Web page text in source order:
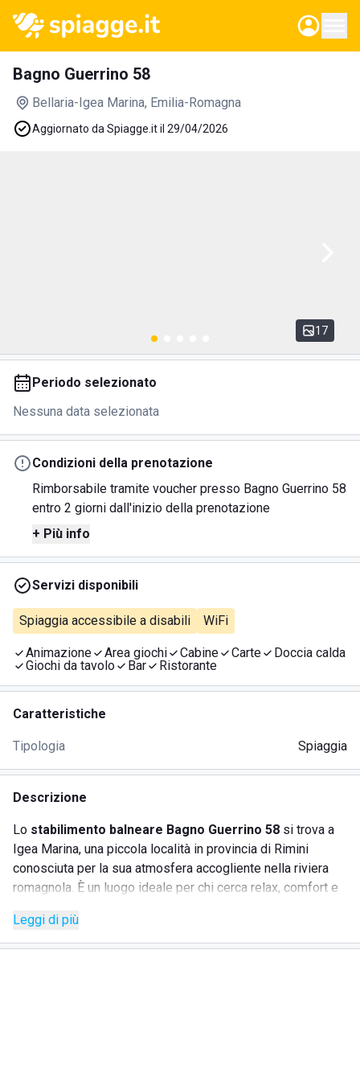
Bagno Guerrino 58
Bellaria-Igea Marina, Emilia-Romagna
Aggiornato da Spiagge.it il 29/04/2026
17
Periodo selezionato
Nessuna data selezionata
Condizioni della prenotazione
Rimborsabile tramite voucher presso Bagno Guerrino 58
entro 2 giorni dall'inizio della prenotazione
+ Più info
Servizi disponibili
Spiaggia accessibile a disabili WiFi
Animazione Area giochi Cabine Carte
Doccia calda
Giochi da tavolo
Bar Ristorante
Caratteristiche
Tipologia Spiaggia
Descrizione
Lo stabilimento balneare Bagno Guerrino 58 si trova a
Igea Marina, una piccola località in provincia di Rimini
conosciuta per la sua atmosfera accogliente nella riviera
romagnola. È un luogo ideale per chi cerca relax, comfort e
vivace. Grazie alla posizione sul litorale insignito della
Bandiera Blu per sette anni consecutivi, il Bagno Guerrino
Leggi di più